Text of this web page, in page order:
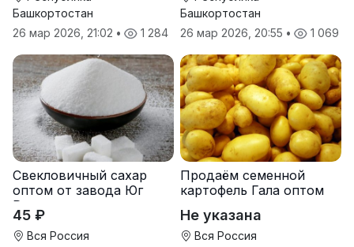
Башкортостан
26 мар 2026, 21:02 • 1 284
Башкортостан
26 мар 2026, 20:55 • 1 069
Свекловичный сахар
оптом от завода Юг
Руси
45 ₽
Вся Россия
Продаём семенной
картофель Гала оптом
Не указана
Вся Россия